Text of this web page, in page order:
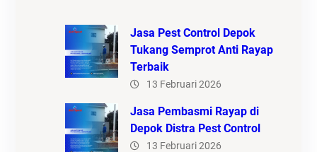
Jasa Pest Control Depok
Tukang Semprot Anti Rayap
Terbaik
13 Februari 2026
Jasa Pembasmi Rayap di
Depok Distra Pest Control
13 Februari 2026